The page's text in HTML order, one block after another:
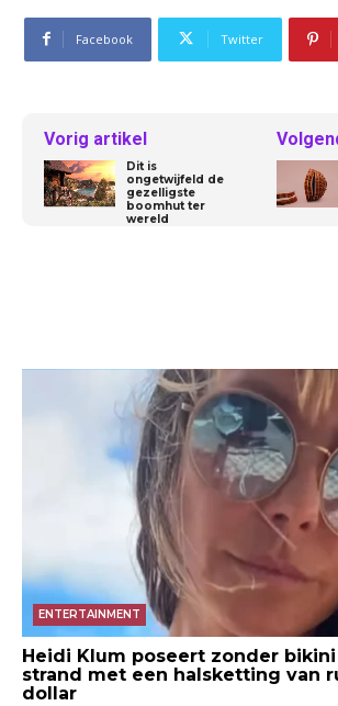
Facebook Twitter
Vorig artikel
Dit is
ongetwijfeld de
gezelligste
boomhut ter
wereld
ENTERTAINMENT
Heidi Klum poseert zonder
strand met een halsketting van
dollar